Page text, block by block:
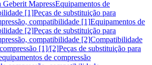
Geberit MapressEquipamentos de
[1]Peças de substituição para
compatibilidade [1]Equipamentos de
[2]Peças de substituição para
compatibilidade [2]Compatibilidade
[1]/[2]Peças de substituição para
de compressão